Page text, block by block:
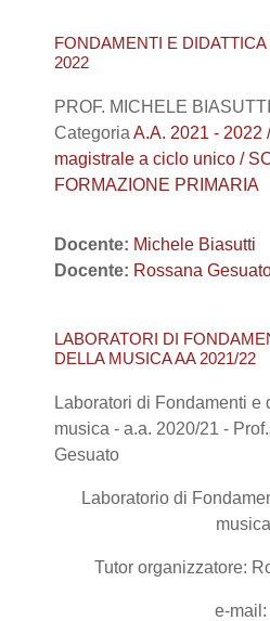
FONDAMENTI E
2022
PROF. MICHELE BIASUTTI
Categoria A.A. 2021 - 2022
magistrale a ciclo unico /
FORMAZIONE PRIMARIA
Docente: Michele Biasutti
Docente: Rossana
LABORATORI DI
DELLA MUSICA AA 2021/22
Laboratori di Fondamenti e
musica - a.a. 2020/21 -
Gesuato
Laboratorio di
musica
Tutor organizzatore:
e-mail: